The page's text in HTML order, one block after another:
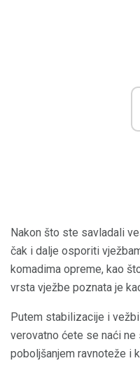
Nakon što ste savladali
čak i dalje osporiti
komadima opreme, kao
vrsta vježbe poznata je
Putem stabilizacije i
verovatno ćete se naći
poboljšanjem ravnoteže i